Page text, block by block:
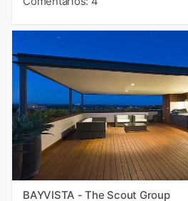
BAYVISTA - The Scout Group